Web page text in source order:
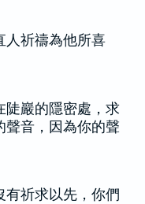
人祈禱為他所喜
陡巖的隱密處，求
聲音，因為你的聲
有祈求以先，你們